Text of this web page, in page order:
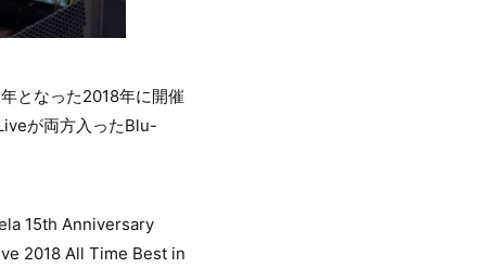
となった2018年に開催
が両方入ったBlu-
15th Anniversary
2018 All Time Best in